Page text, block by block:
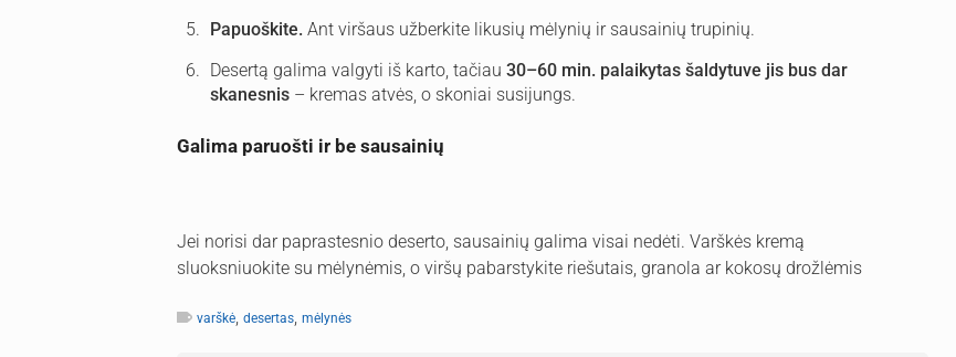
Papuoškite. Ant viršaus užberkite likusių mėlynių ir sausainių trupinių.
Desertą galima valgyti iš karto, tačiau 30–60 min. palaikytas šaldytuve jis bus dar
skanesnis – kremas atvės, o skoniai susijungs.
Galima paruošti ir be sausainių
Jei norisi dar paprastesnio deserto, sausainių galima visai nedėti. Varškės kremą
sluoksniuokite su mėlynėmis, o viršų pabarstykite riešutais, granola ar kokosų drožlėmis
varškė desertas mėlynės